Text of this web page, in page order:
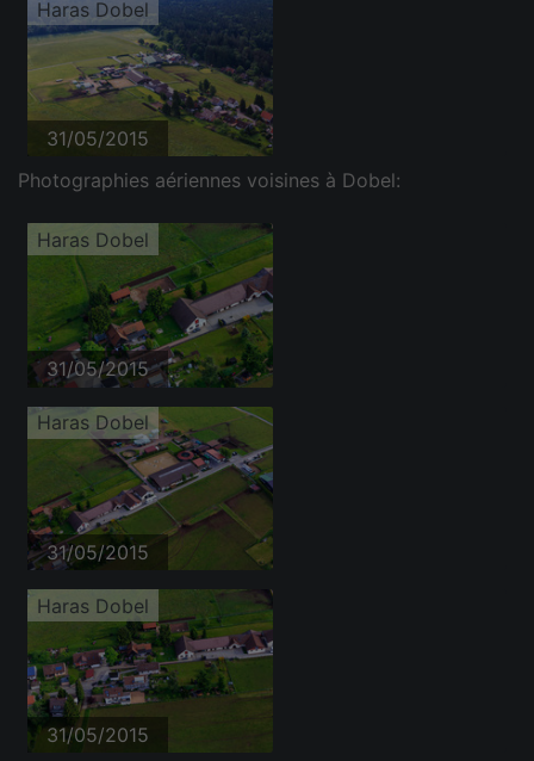
Haras Dobel
31/05/2015
Photographies aériennes voisines à Dobel:
Haras Dobel
31/05/2015
Haras Dobel
31/05/2015
Haras Dobel
31/05/2015